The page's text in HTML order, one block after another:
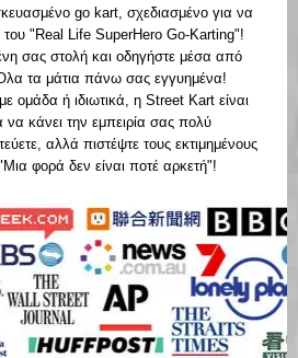
go kart, σχεδιασμένο για να
του "Real Life SuperHero Go-Karting"!
σας στολή και οδηγήστε μέσα από
τα μάτια πάνω σας εγγυημένα!
ομάδα ή ιδιωτικά, η Street Kart είναι
κάνει την εμπειρία σας πολύ
αλλά πιστέψτε τους εκτιμημένους
φορά δεν είναι ποτέ αρκετή"!